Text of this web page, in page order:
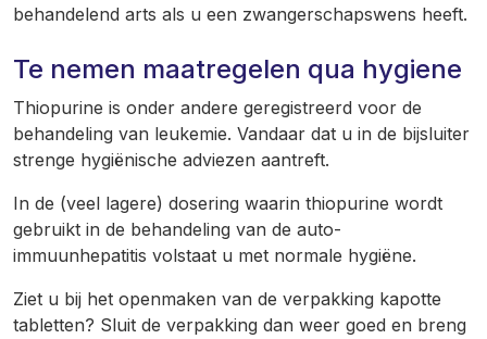
behandelend arts als u een zwangerschapswens heeft.
Te nemen maatregelen qua hygiene
Thiopurine is onder andere geregistreerd voor de
behandeling van leukemie. Vandaar dat u in de bijsluiter
strenge hygiënische adviezen aantreft.
In de (veel lagere) dosering waarin thiopurine wordt
gebruikt in de behandeling van de auto-
immuunhepatitis volstaat u met normale hygiëne.
Ziet u bij het openmaken van de verpakking kapotte
tabletten? Sluit de verpakking dan weer goed en breng